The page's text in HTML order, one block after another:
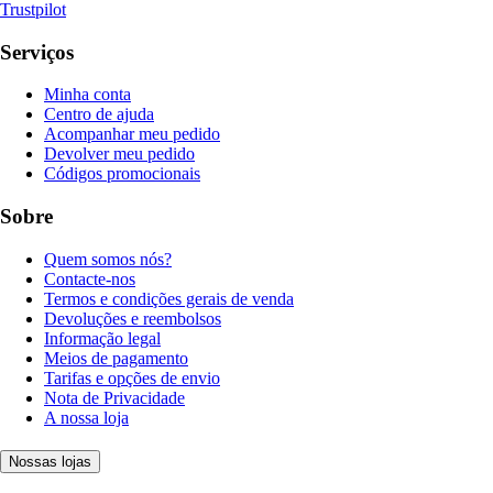
Trustpilot
Serviços
Minha conta
Centro de ajuda
Acompanhar meu pedido
Devolver meu pedido
Códigos promocionais
Sobre
Quem somos nós?
Contacte-nos
Termos e condições gerais de venda
Devoluções e reembolsos
Informação legal
Meios de pagamento
Tarifas e opções de envio
Nota de Privacidade
A nossa loja
Nossas lojas